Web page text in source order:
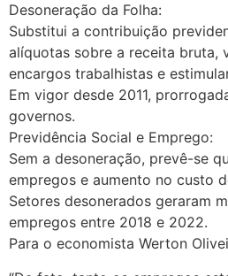
Desoneração da Folha:
Substitui a contribuição
alíquotas sobre a receita bruta,
encargos trabalhistas e
Em vigor desde 2011,
governos.
Previdência Social e Emprego:
Sem a desoneração, prevê-se
empregos e aumento no custo
Setores desonerados geraram
empregos entre 2018 e 2022.
Para o economista Werton